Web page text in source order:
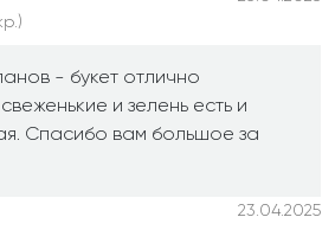
- букет отлично
и зелень есть и
Спасибо вам большое за
23.04.2025